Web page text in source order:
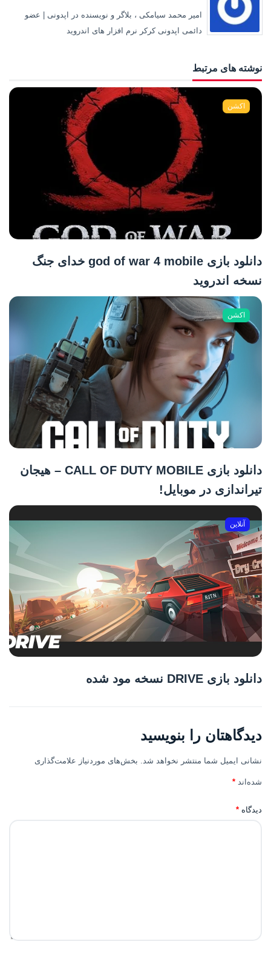
امیر محمد سیامکی ، بلاگر و نویسنده در اپدونی | عضو
دائمی اپدونی کرکر نرم افزار های اندروید
نوشته های مرتبط
اکشن
دانلود بازی god of war 4 mobile خدای جنگ
نسخه اندروید
اکشن
دانلود بازی CALL OF DUTY MOBILE – هیجان
تیراندازی در موبایل!
آنلاین
دانلود بازی DRIVE نسخه مود شده
دیدگاهتان را بنویسید
نشانی ایمیل شما منتشر نخواهد شد. بخش‌های موردنیاز علامت‌گذاری
شده‌اند *
دیدگاه *